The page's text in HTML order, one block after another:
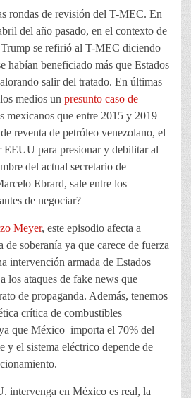
rondas de revisión del T-MEC. En
del año pasado, en el contexto de
Trump se refirió al T-MEC diciendo
habían beneficiado más que Estados
salir del tratado. En últimas
medios un presunto caso de
mexicanos que entre 2015 y 2019
reventa de petróleo venezolano, el
EEUU para presionar y debilitar al
del actual secretario de
Ebrard, sale entre los
de negociar?
Meyer, este episodio afecta a
soberanía ya que carece de fuerza
intervención armada de Estados
los ataques de fake news que
de propaganda. Además, tenemos
crítica de combustibles
que México importa el 70% del
y el sistema eléctrico depende de
intervenga en México es real, la